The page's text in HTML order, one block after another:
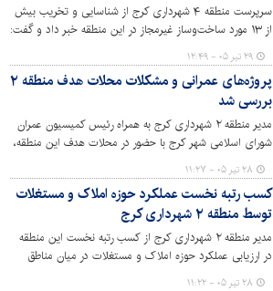
سرپرست منطقه ۴ شهرداری کرج از شناسایی و تخریب بیش
از ۱۳ مورد ساخت‌وساز غیرمجاز در این منطقه خبر داد و گفت:
این ساخت‌وسازها بیشتر در اراضی کشاورزی با قصد تغییر
کاربری انجام شده بودند که با همکاری جهاد کشاورزی و
نیروی انتظامی تخریب شدند.
۲۹ تیر ۰۵ - ۱۲:۴۹
پروژه‌های عمرانی و مشکلات محلات هدف منطقه ۲
بررسی شد
مدیر منطقه ۲ شهرداری کرج به همراه رئیس کمیسیون عمران
شورای اسلامی شهر کرج با حضور در محلات هدف این منطقه،
از پروژه‌های عمرانی در حال اجرا بازدید و به‌صورت چهره‌به‌چهره
با شهروندان دیدار و گفت‌وگو کرد.
۲۸ تیر ۰۵ - ۱۱:۲۷
کسب رتبه نخست عملکرد حوزه املاک و مستغلات
توسط منطقه ۲ شهرداری کرج
مدیر منطقه ۲ شهرداری کرج از کسب رتبه نخست این منطقه
در ارزیابی عملکرد حوزه املاک و مستغلات در میان مناطق
دهگانه شهرداری کرج در سال ۱۴۰۴ خبر داد.
۲۸ تیر ۰۵ - ۱۱:۲۲